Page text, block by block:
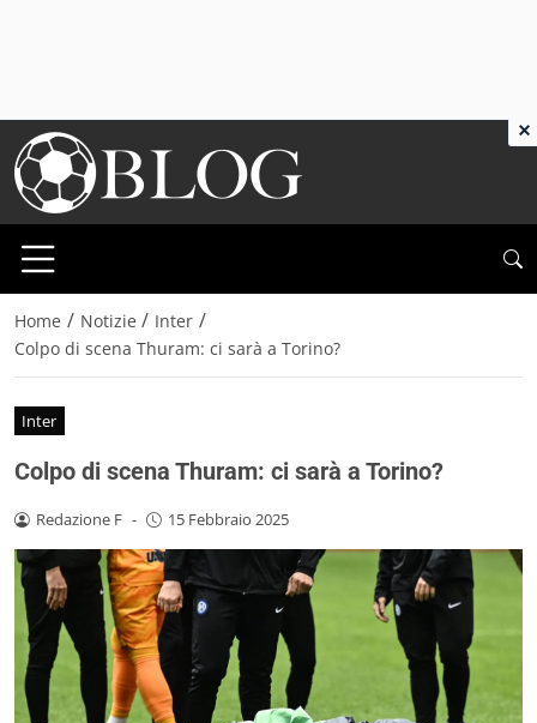
Home / Notizie / Inter /
Colpo di scena Thuram: ci sarà a Torino?
Inter
Colpo di scena Thuram: ci sarà a Torino?
Redazione F - 15 Febbraio 2025
×